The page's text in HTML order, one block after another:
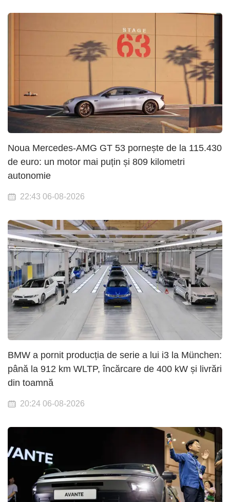
Noua Mercedes-AMG GT 53 pornește de la 115.430
de euro: un motor mai puțin și 809 kilometri
autonomie
22:43 06-08-2026
BMW a pornit producția de serie a lui i3 la München:
până la 912 km WLTP, încărcare de 400 kW și livrări
din toamnă
20:24 06-08-2026